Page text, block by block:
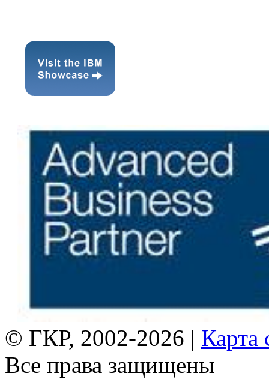
© ГКР, 2002-2026 | Карта
Все права защищены